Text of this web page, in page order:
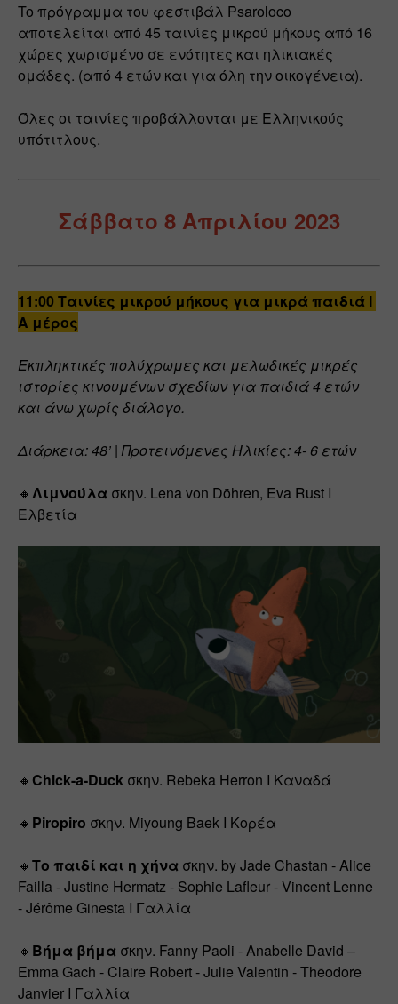
To πρόγραμμα του φεστιβάλ Psaroloco
αποτελείται από 45 ταινίες μικρού μήκους από 16
χώρες χωρισμένο σε ενότητες και ηλικιακές
ομάδες. (από 4 ετών και για όλη την οικογένεια).
Όλες οι ταινίες προβάλλονται με Ελληνικούς
υπότιτλους.
Σάββατο 8 Απριλίου 2023
11:00 Ταινίες μικρού μήκους για μικρά παιδιά I
Α μέρος
Εκπληκτικές πολύχρωμες και μελωδικές μικρές
ιστορίες κινουμένων σχεδίων για παιδιά 4 ετών
και άνω χωρίς διάλογο.
Διάρκεια: 48’ | Προτεινόμενες Ηλικίες: 4- 6 ετών
🔸Λιμνούλα σκην. Lena von Döhren, Eva Rust I
Ελβετία
🔸 Chick-a-Duck σκην. Rebeka Herron Ι Καναδά
🔸 Piropiro σκην. Miyoung Baek Ι Κορέα
🔸Το παιδί και η χήνα σκην. by Jade Chastan - Alice
Failla - Justine Hermatz - Sophie Lafleur - Vincent Lenne
- Jérôme Ginesta Ι Γαλλία
🔸 Βήμα βήμα σκην. Fanny Paoli - Anabelle David –
Emma Gach - Claire Robert - Julie Valentin - Thēodore
Janvier Ι Γαλλία